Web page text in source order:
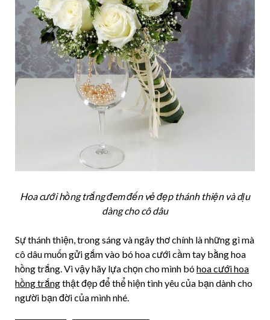
Hoa cưới hồng trắng đem đến vẻ đẹp thánh thiện và dịu
dàng cho cô dâu
Sự thánh thiện, trong sáng và ngây thơ chính là những gì mà
cô dâu muốn gửi gắm vào bó hoa cưới cầm tay bằng hoa
hồng trắng. Vì vậy hãy lựa chọn cho mình bóhoa cưới hoa
hồng trắngthật đẹp để thể hiện tình yêu của bạn dành cho
người bạn đời của mình nhé.